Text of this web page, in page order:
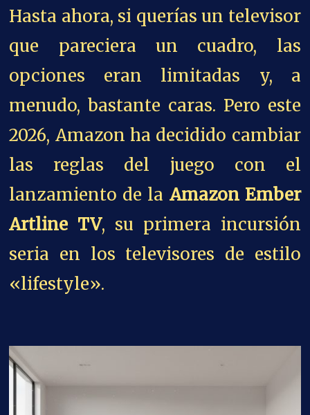
Hasta ahora, si querías un televisor
que pareciera un cuadro, las
opciones eran limitadas y, a
menudo, bastante caras. Pero este
2026, Amazon ha decidido cambiar
las reglas del juego con el
lanzamiento de la Amazon Ember
Artline TV, su primera incursión
seria en los televisores de estilo
«lifestyle».